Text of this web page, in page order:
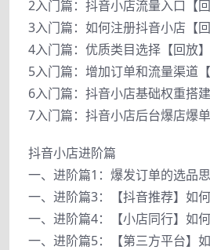
2入门篇：抖音小店流量入口【回
3入门篇：如何注册抖音小店【回
4入门篇：优质类目选择【回放】
5入门篇：增加订单和流量渠道【
6入门篇：抖音小店基础权重搭建
7入门篇：抖音小店后台爆店爆
抖音小店进阶篇
一、进阶篇1：爆发订单的选品思
一、进阶篇3：【抖音推荐】如
一、进阶篇4：【小店同行】如
一、进阶篇5：【第三方平台】